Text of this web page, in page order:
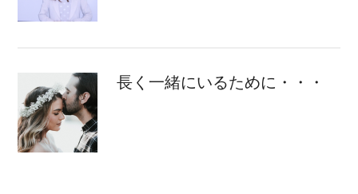
長く一緒にいるために・・・